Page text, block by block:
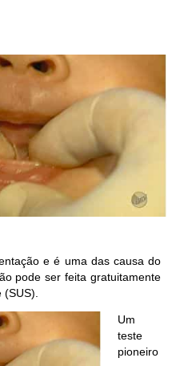
e é uma das causa do
pode ser feita gratuitamente
Um
teste
pioneiro